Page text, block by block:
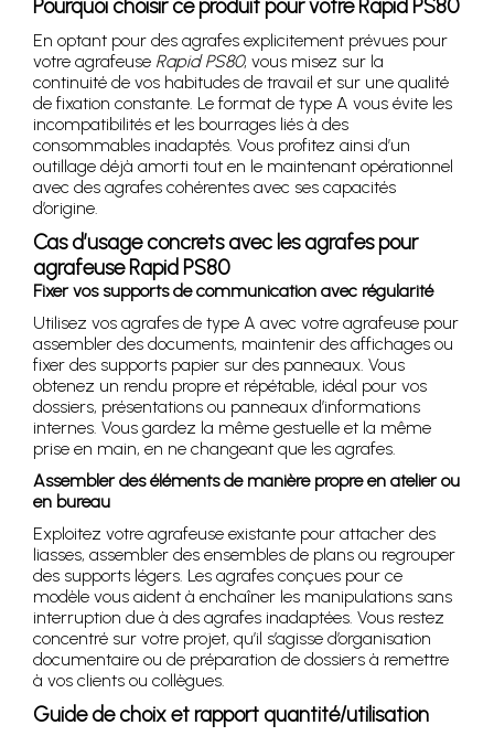
Pourquoi choisir ce produit pour votre Rapid PS80
En optant pour des agrafes explicitement prévues pour
votre agrafeuse Rapid PS80, vous misez sur la
continuité de vos habitudes de travail et sur une qualité
de fixation constante. Le format de type A vous évite les
incompatibilités et les bourrages liés à des
consommables inadaptés. Vous profitez ainsi d’un
outillage déjà amorti tout en le maintenant opérationnel
avec des agrafes cohérentes avec ses capacités
d’origine.
Cas d’usage concrets avec les agrafes pour
agrafeuse Rapid PS80
Fixer vos supports de communication avec régularité
Utilisez vos agrafes de type A avec votre agrafeuse pour
assembler des documents, maintenir des affichages ou
fixer des supports papier sur des panneaux. Vous
obtenez un rendu propre et répétable, idéal pour vos
dossiers, présentations ou panneaux d’informations
internes. Vous gardez la même gestuelle et la même
prise en main, en ne changeant que les agrafes.
Assembler des éléments de manière propre en atelier ou
en bureau
Exploitez votre agrafeuse existante pour attacher des
liasses, assembler des ensembles de plans ou regrouper
des supports légers. Les agrafes conçues pour ce
modèle vous aident à enchaîner les manipulations sans
interruption due à des agrafes inadaptées. Vous restez
concentré sur votre projet, qu’il s’agisse d’organisation
documentaire ou de préparation de dossiers à remettre
à vos clients ou collègues.
Guide de choix et rapport quantité/utilisation